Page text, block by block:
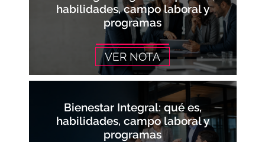
habilidades, campo laboral y
programas
VER NOTA
Bienestar Integral: qué es,
habilidades, campo laboral y
programas